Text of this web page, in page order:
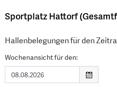
Sportplatz Hattorf
Hallenbelegungen für den
Wochenansicht für den: